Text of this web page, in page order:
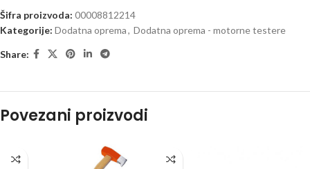
Šifra proizvoda: 00008812214
Kategorije: Dodatna oprema, Dodatna oprema - motorne testere
Share:
Povezani proizvodi